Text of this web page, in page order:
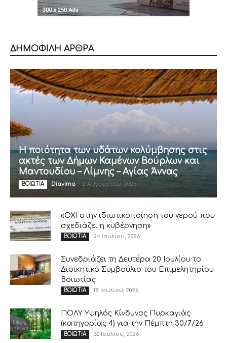
ΔΗΜΟΦΙΛΗ ΑΡΘΡΑ
Η ποιότητα των υδάτων κολύμβησης στις
ακτές των Δήμων Καμένων Βούρλων και
Μαντουδίου – Λίμνης – Αγίας Άννας
ΒΟΙΩΤΙΑ Diavima - 2 Αυγούστου, 2026
«ΟΧΙ στην ιδιωτικοποίηση του νερού που
σχεδιάζει η κυβέρνηση»
ΒΟΙΩΤΙΑ 24 Ιουλίου, 2026
Συνεδριάζει τη Δευτέρα 20 Ιουλίου το
Διοικητικό Συμβούλιο του Επιμελητηρίου
Βοιωτίας
ΒΟΙΩΤΙΑ 18 Ιουλίου, 2026
ΠΟΛΥ Υψηλός Κίνδυνος Πυρκαγιάς
(κατηγορίας 4) για την Πέμπτη 30/7/26
ΒΟΙΩΤΙΑ 30 Ιουλίου, 2026